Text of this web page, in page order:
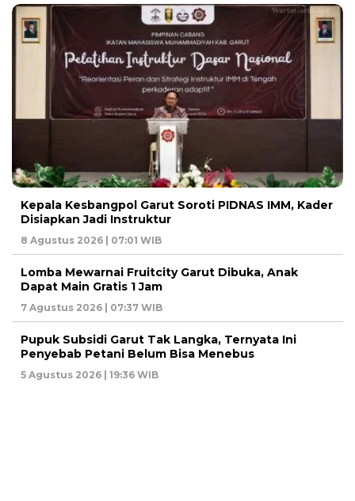
Kepala Kesbangpol Garut Soroti PIDNAS IMM, Kader
Disiapkan Jadi Instruktur
8 Agustus 2026 | 07:01 WIB
Lomba Mewarnai Fruitcity Garut Dibuka, Anak
Dapat Main Gratis 1 Jam
7 Agustus 2026 | 07:37 WIB
Pupuk Subsidi Garut Tak Langka, Ternyata Ini
Penyebab Petani Belum Bisa Menebus
5 Agustus 2026 | 19:36 WIB